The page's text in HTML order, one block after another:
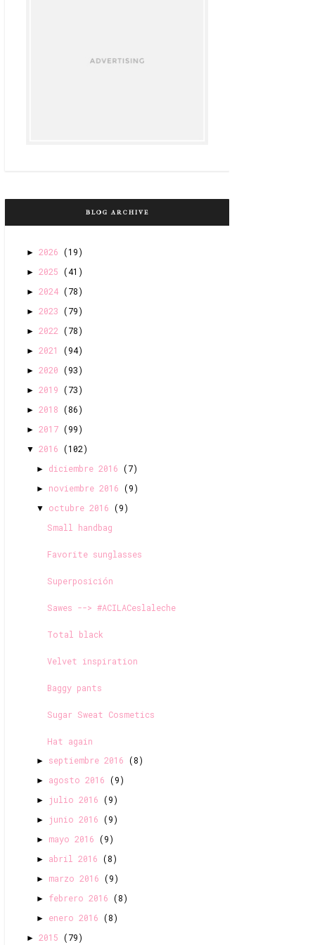
BLOG ARCHIVE
► 2026 (19)
► 2025 (41)
► 2024 (78)
► 2023 (79)
► 2022 (78)
► 2021 (94)
► 2020 (93)
► 2019 (73)
► 2018 (86)
► 2017 (99)
▼ 2016 (102)
► diciembre 2016 (7)
► noviembre 2016 (9)
▼ octubre 2016 (9)
Small handbag
Favorite sunglasses
Superposición
Sawes --> #ACILACeslaleche
Total black
Velvet inspiration
Baggy pants
Sugar Sweat Cosmetics
Hat again
► septiembre 2016 (8)
► agosto 2016 (9)
► julio 2016 (9)
► junio 2016 (9)
► mayo 2016 (9)
► abril 2016 (8)
► marzo 2016 (9)
► febrero 2016 (8)
► enero 2016 (8)
► 2015 (79)